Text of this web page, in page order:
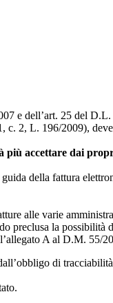
e dell’art. 25 del D.L.
2, L. 196/2009),
più accettare dai
della fattura
alle varie
preclusa la
A al D.M. 55/
di